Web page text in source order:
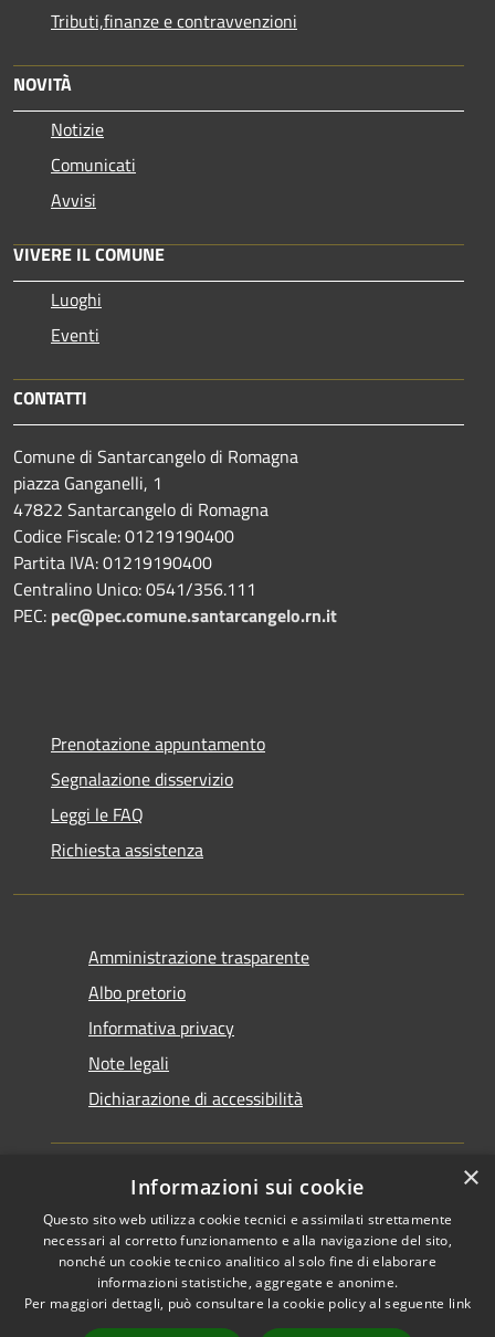
Tributi,finanze e contravvenzioni
NOVITÀ
Notizie
Comunicati
Avvisi
VIVERE IL COMUNE
Luoghi
Eventi
CONTATTI
Comune di Santarcangelo di Romagna
piazza Ganganelli, 1
47822 Santarcangelo di Romagna
Codice Fiscale: 01219190400
Partita IVA: 01219190400
Centralino Unico: 0541/356.111
PEC: pec@pec.comune.santarcangelo.rn.it
Prenotazione appuntamento
Segnalazione disservizio
Leggi le FAQ
Richiesta assistenza
Amministrazione trasparente
Albo pretorio
Informativa privacy
Note legali
Dichiarazione di accessibilità
RSS
Accessibilità
Cookie
Copyright © 2026 • Comune di
Santarcangelo di Romagna •
Powered byMunicipium
Accesso redazione
×
Informazioni sui cookie
Questo sito web utilizza cookie tecnici e assimilati strettamente
necessari al corretto funzionamento e alla navigazione del sito,
nonché un cookie tecnico analitico al solo fine di elaborare
informazioni statistiche, aggregate e anonime.
Per maggiori dettagli, può consultare la cookie policy al seguente link